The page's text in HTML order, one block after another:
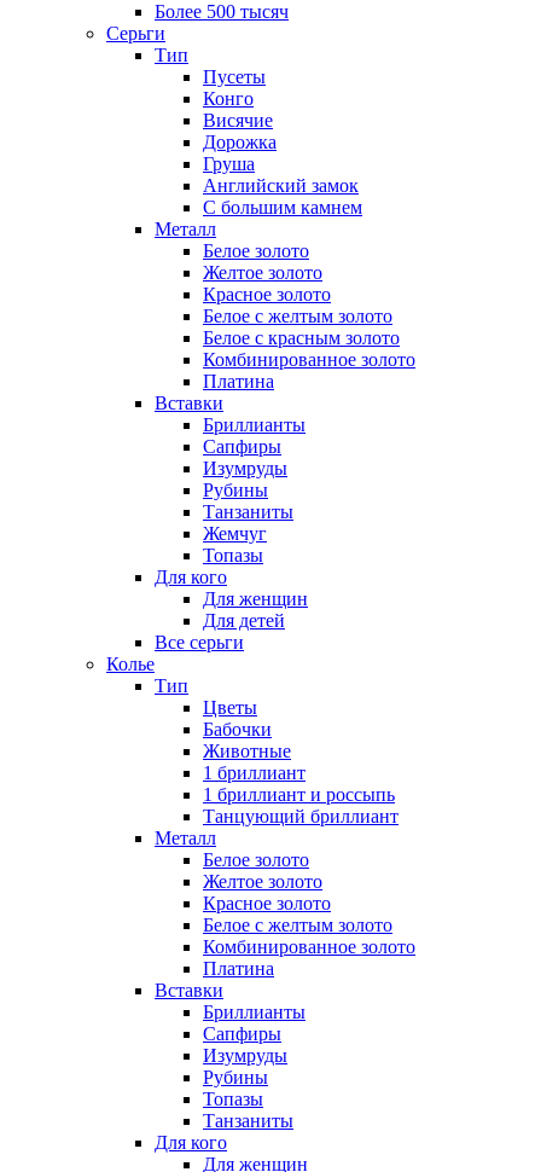
Более 500 тысяч
Серьги
Тип
Пусеты
Конго
Висячие
Дорожка
Груша
Английский замок
С большим камнем
Металл
Белое золото
Желтое золото
Красное золото
Белое с желтым золото
Белое с красным золото
Комбинированное золото
Платина
Вставки
Бриллианты
Сапфиры
Изумруды
Рубины
Танзаниты
Жемчуг
Топазы
Для кого
Для женщин
Для детей
Все серьги
Колье
Тип
Цветы
Бабочки
Животные
1 бриллиант
1 бриллиант и россыпь
Танцующий бриллиант
Металл
Белое золото
Желтое золото
Красное золото
Белое с желтым золото
Комбинированное золото
Платина
Вставки
Бриллианты
Сапфиры
Изумруды
Рубины
Топазы
Танзаниты
Для кого
Для женщин